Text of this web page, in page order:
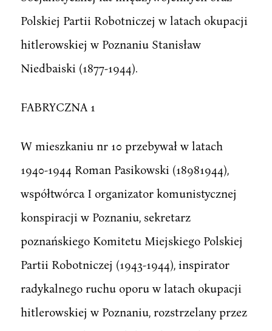
Polskiej Partii Robotniczej w latach okupacji
hitlerowskiej w Poznaniu Stanisław
Niedbaiski (1877-1944).
FABRYCZNA 1
W mieszkaniu nr 10 przebywał w latach
1940-1944 Roman Pasikowski (18981944),
współtwórca I organizator komunistycznej
konspiracji w Poznaniu, sekretarz
poznańskiego Komitetu Miejskiego Polskiej
Partii Robotniczej (1943-1944), inspirator
radykalnego ruchu oporu w latach okupacji
hitlerowskiej w Poznaniu, rozstrzelany przez